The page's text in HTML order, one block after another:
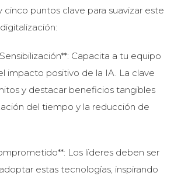
cinco puntos clave para suavizar este
Capacita a tu equipo
impacto positivo de la IA. La clave
y destacar beneficios tangibles
del tiempo y la reducción de
Los líderes deben ser
estas tecnologías, inspirando